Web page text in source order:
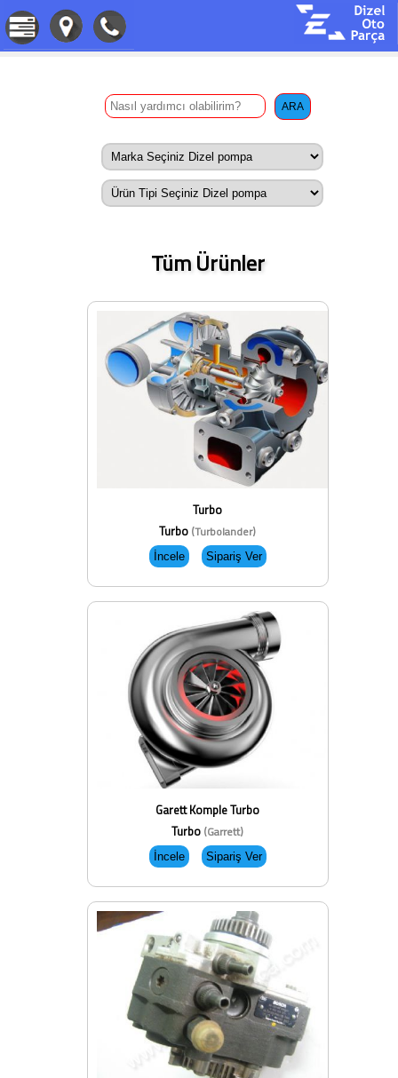
Tüm Ürünler
Turbo
Turbo (Turbolander)
Garett Komple Turbo
Turbo (Garrett)